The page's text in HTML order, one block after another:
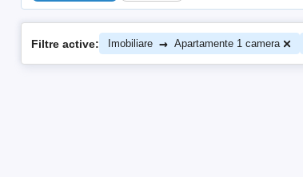
Filtre active: Imobiliare → Apartamente 1 camera